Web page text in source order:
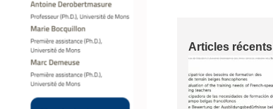
Articles récents